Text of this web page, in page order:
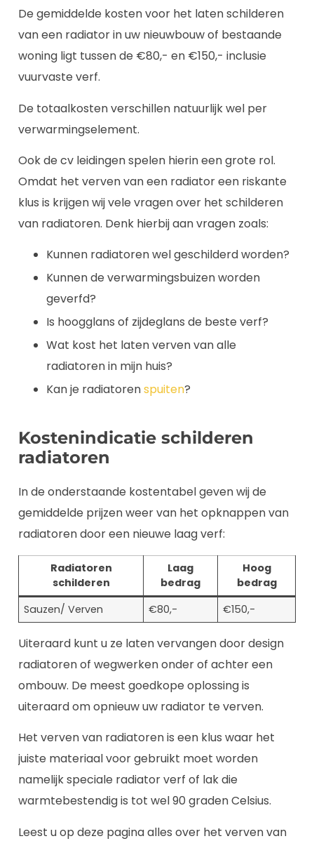
De gemiddelde kosten voor het laten schilderen
van een radiator in uw nieuwbouw of bestaande
woning ligt tussen de €80,- en €150,- inclusie
vuurvaste verf.
De totaalkosten verschillen natuurlijk wel per
verwarmingselement.
Ook de cv leidingen spelen hierin een grote rol.
Omdat het verven van een radiator een riskante
klus is krijgen wij vele vragen over het schilderen
van radiatoren. Denk hierbij aan vragen zoals:
Kunnen radiatoren wel geschilderd worden?
Kunnen de verwarmingsbuizen worden
geverfd?
Is hoogglans of zijdeglans de beste verf?
Wat kost het laten verven van alle
radiatoren in mijn huis?
Kan je radiatorenspuiten?
Kostenindicatie schilderen
radiatoren
In de onderstaande kostentabel geven wij de
gemiddelde prijzen weer van het opknappen van
radiatoren door een nieuwe laag verf:
Radiatoren
schilderen
Laag
bedrag
Hoog
bedrag
Sauzen/ Verven
€80,- €150,-
Uiteraard kunt u ze laten vervangen door design
radiatoren of wegwerken onder of achter een
ombouw. De meest goedkope oplossing is
uiteraard om opnieuw uw radiator te verven.
Het verven van radiatoren is een klus waar het
juiste materiaal voor gebruikt moet worden
namelijk speciale radiator verf of lak die
warmtebestendig is tot wel 90 graden Celsius.
Leest u op deze pagina alles over het verven van